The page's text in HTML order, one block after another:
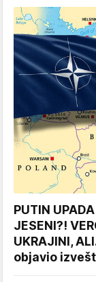
PUTIN
JESENI?!
UKRAJINI,
objavio